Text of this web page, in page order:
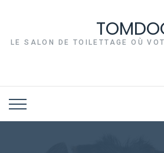
LE SALON DE TOILETTAGE OÙ